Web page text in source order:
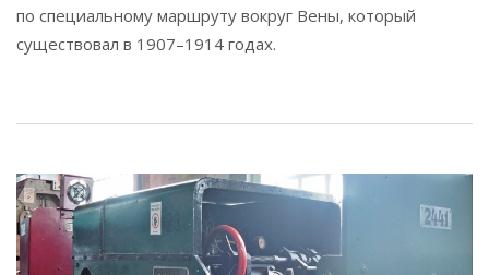
по специальному маршруту вокруг Вены, который
существовал в 1907–1914 годах.